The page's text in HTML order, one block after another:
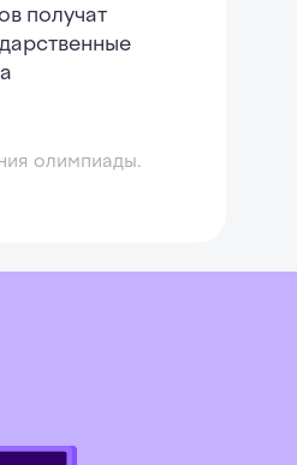
получат
олимпиады.